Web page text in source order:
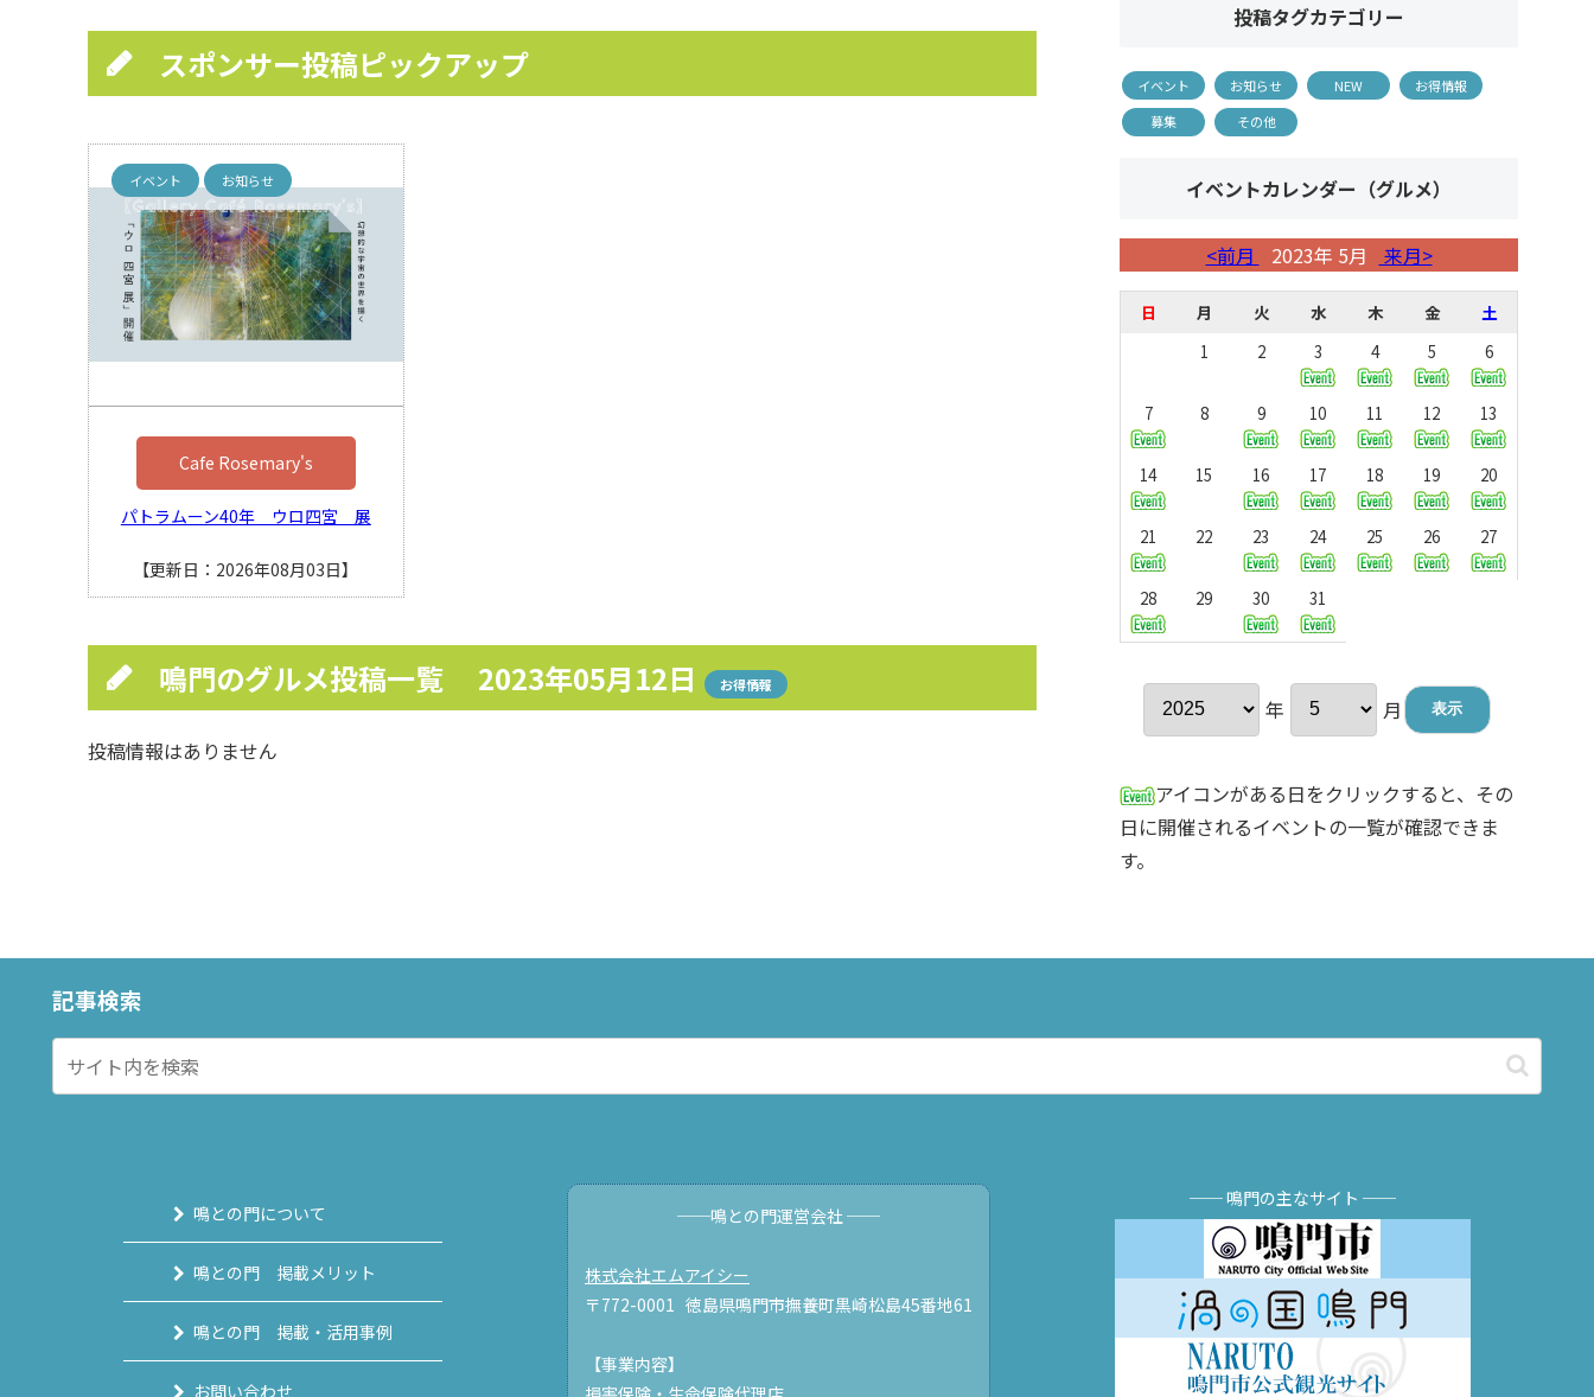
スポンサー投稿ピックアップ
イベント お知らせ
Cafe Rosemary's
パトラムーン40年 ウロ四宮 展
【更新日：2026年08月03日】
鳴門のグルメ投稿一覧 2023年05月12日 お得情報
投稿情報はありません
投稿タグカテゴリー
イベント お知らせ NEW
お得情報
募集
その他
イベントカレンダー（グルメ）
<前月 2023年 5月 来月>
日 月 火 水 木 金
土
1
2 3 4 5 6
7 8 9 10 11 12 13
14 15 16 17 18 19 20
21 22 23 24 25 26 27
28 29 30 31
年 月
アイコンがある日をクリックすると、その
日に開催されるイベントの一覧が確認できま
す。
記事検索
鳴との門について
鳴との門 掲載メリット
鳴との門 掲載・活用事例
お問い合わせ
──鳴との門運営会社 ──
株式会社エムアイシー
〒772-0001 徳島県鳴門市撫養町黒崎松島45番地61
【事業内容】
── 鳴門の主なサイト ──